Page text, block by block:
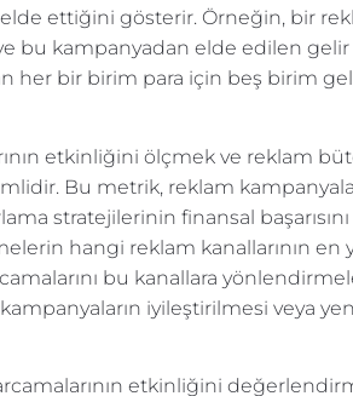
ettiğini gösterir. Örneğin, bir
bu kampanyadan elde edilen
her bir birim para için beş birim
etkinliğini ölçmek ve reklam
Bu metrik, reklam
stratejilerinin finansal başarısını
hangi reklam kanallarının en
bu kanallara
iyileştirilmesi veya
etkinliğini